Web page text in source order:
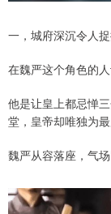
一，城府深沉令人
在魏严这个角色的
他是让皇上都忌惮
堂，皇帝却唯独为最
魏严从容落座，气场